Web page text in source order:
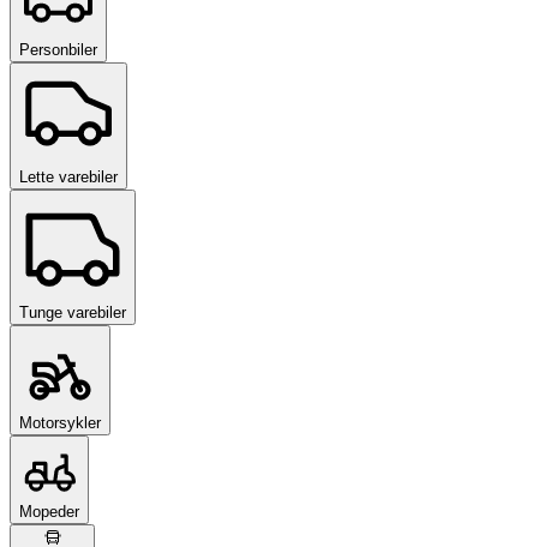
Personbiler
Lette varebiler
Tunge varebiler
Motorsykler
Mopeder